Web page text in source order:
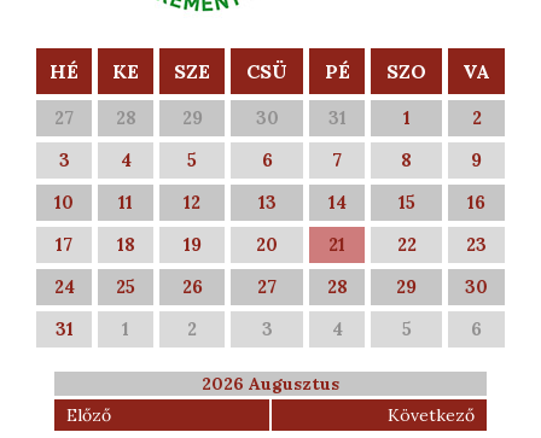
HÉ KE SZE CSÜ PÉ SZO VA
27 28 29 30 31 1
2
3
4 5 6 7 8
9
10
11 12 13 14 15
16
17
18 19 20 21 22
23
24
25 26 27 28 29
30
31
1 2 3 4 5 6
2026 Augusztus
Előző
Következő